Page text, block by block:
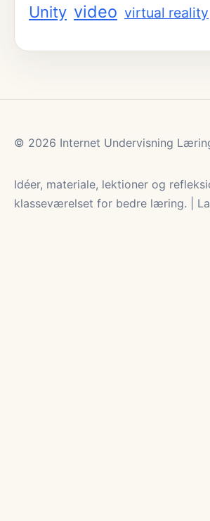
Unity video virtual reality
© 2026 Internet Undervisning
Idéer, materiale, lektioner og
klasseværelset for bedre læring. |